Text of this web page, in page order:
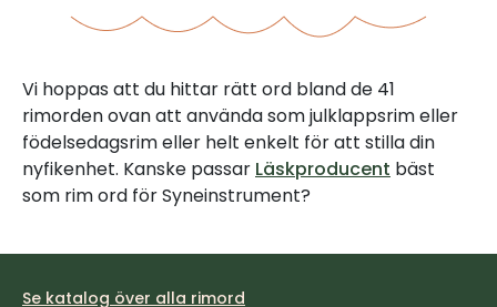
Vi hoppas att du hittar rätt ord bland de 41
rimorden ovan att använda som julklappsrim eller
födelsedagsrim eller helt enkelt för att stilla din
nyfikenhet. Kanske passar Läskproducent bäst
som rim ord för Syneinstrument?
Se katalog över alla rimord